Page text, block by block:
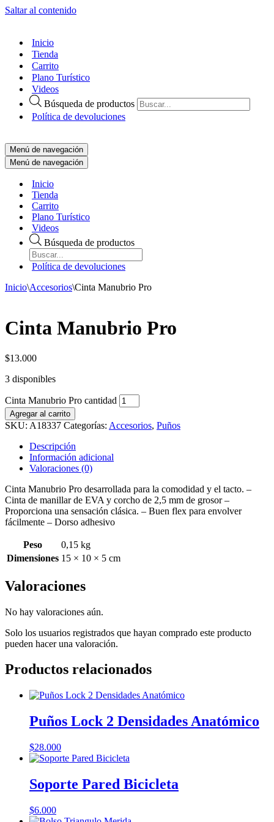
Saltar al contenido
Inicio
Tienda
Carrito
Plano Turístico
Videos
Búsqueda de productos
Política de devoluciones
Menú de navegación
Menú de navegación
Inicio
Tienda
Carrito
Plano Turístico
Videos
Búsqueda de productos
Política de devoluciones
Inicio\Accesorios\Cinta Manubrio Pro
Cinta Manubrio Pro
$13.000
3 disponibles
Cinta Manubrio Pro cantidad
Agregar al carrito
SKU: A18337 Categorías: Accesorios, Puños
Descripción
Información adicional
Valoraciones (0)
Cinta Manubrio Pro desarrollada para la comodidad y el tacto. –
Cinta de manillar de EVA y corcho de 2,5 mm de grosor –
Proporciona una sensación clásica. – Buen flex para envolver
fácilmente – Dorso adhesivo
Peso
0,15 kg
Dimensiones 15 × 10 × 5 cm
Valoraciones
No hay valoraciones aún.
Solo los usuarios registrados que hayan comprado este producto
pueden hacer una valoración.
Productos relacionados
Puños Lock 2 Densidades Anatómico
$28.000
Soporte Pared Bicicleta
$6.000